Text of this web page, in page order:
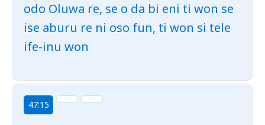
odo Oluwa re, se o da bi eni ti won se
ise aburu re ni oso fun, ti won si tele
ife-inu won
47:15